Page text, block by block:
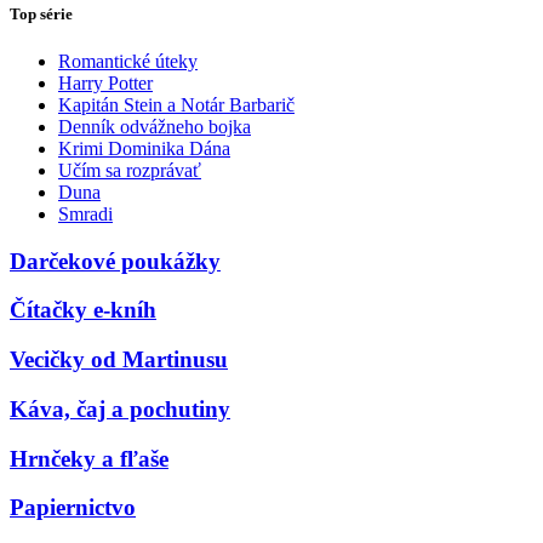
Top série
Romantické úteky
Harry Potter
Kapitán Stein a Notár Barbarič
Denník odvážneho bojka
Krimi Dominika Dána
Učím sa rozprávať
Duna
Smradi
Darčekové poukážky
Čítačky e-kníh
Vecičky od Martinusu
Káva, čaj a pochutiny
Hrnčeky a fľaše
Papiernictvo